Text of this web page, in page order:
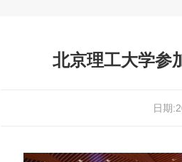
北京理工大学参
日期